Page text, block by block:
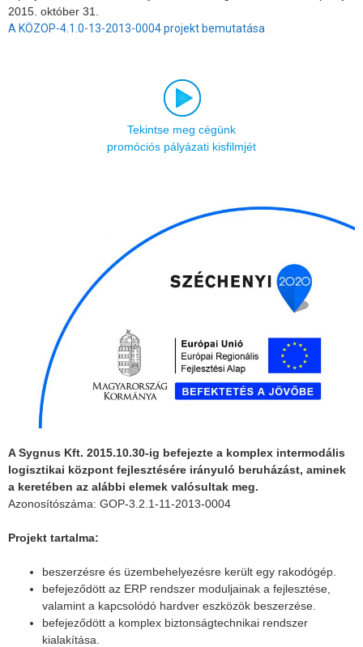
2015. október 31.
A KÖZOP-4.1.0-13-2013-0004 projekt bemutatása
Tekintse meg cégünk
promóciós pályázati kisfilmjét
A Sygnus Kft. 2015.10.30-ig befejezte a komplex intermodális
logisztikai központ fejlesztésére irányuló beruházást, aminek
a keretében az alábbi elemek valósultak meg.
Azonosítószáma: GOP-3.2.1-11-2013-0004
Projekt tartalma:
beszerzésre és üzembehelyezésre került egy rakodógép.
befejeződött az ERP rendszer moduljainak a fejlesztése,
valamint a kapcsolódó hardver eszközök beszerzése.
befejeződött a komplex biztonságtechnikai rendszer
kialakítása.